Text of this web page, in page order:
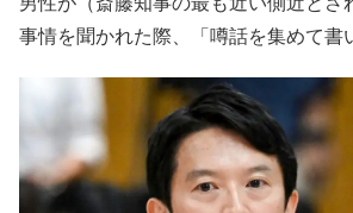
事情を聞かれた際、「噂話を集めて書